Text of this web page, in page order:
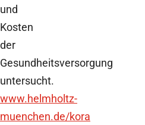
und
Kosten
der
Gesundheitsversorgung
untersucht.
www.helmholtz-
muenchen.de/kora